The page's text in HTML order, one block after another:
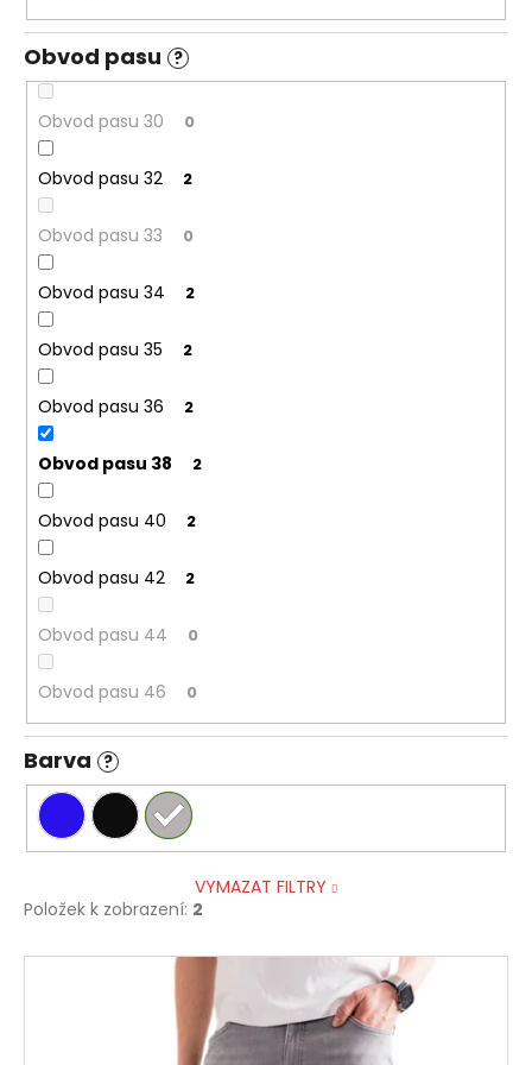
Obvod pasu ?
Obvod pasu 30 0
Obvod pasu 32 2
Obvod pasu 33 0
Obvod pasu 34 2
Obvod pasu 35 2
Obvod pasu 36 2
Obvod pasu 38 2
Obvod pasu 40 2
Obvod pasu 42 2
Obvod pasu 44 0
Obvod pasu 46 0
Barva ?
VYMAZAT FILTRY
Položek k zobrazení: 2
V